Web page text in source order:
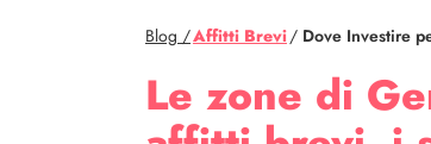
Blog /Affitti Brevi/ Dove Investire
Le zone di